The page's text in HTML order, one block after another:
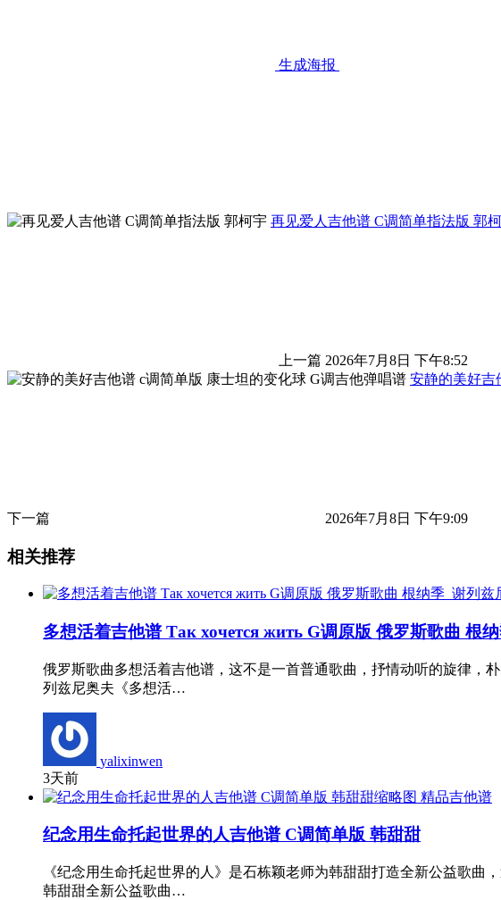
生成海报
再见爱人吉他谱 C调简单指法版 郭
上一篇 2026年7月8日 下午8:52
安静的美好吉
下一篇 2026年7月8日 下午9:09
相关推荐
多想活着吉他谱 Так хочется жить G调原版 俄罗斯歌曲 根
俄罗斯歌曲多想活着吉他谱，这不是一首普通歌曲，抒情动听的旋律，
列兹尼奥夫《多想活…
yalixinwen
3天前
精品吉他谱
纪念用生命托起世界的人吉他谱 C调简单版 韩甜甜
《纪念用生命托起世界的人》是石栋颖老师为韩甜甜打造全新公益歌曲
韩甜甜全新公益歌曲…